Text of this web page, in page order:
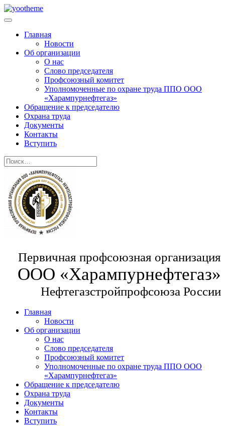
Главная
Новости
Об организации
О нас
Слово председателя
Профсоюзный комитет
Уполномоченные по охране труда ППО ООО
«Харампурнефтегаз»
Обращение к председателю
Охрана труда
Документы
Контакты
Вступить
Первичная профсоюзная организация
ООО «Харампурнефтегаз»
Нефтегазстройпрофсоюза России
Главная
Новости
Об организации
О нас
Слово председателя
Профсоюзный комитет
Уполномоченные по охране труда ППО ООО
«Харампурнефтегаз»
Обращение к председателю
Охрана труда
Документы
Контакты
Вступить